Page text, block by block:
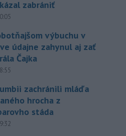
zabrániť
výbuchu v
údajne zahynul aj zať
Čajka
zachránili mláďa
hrocha z
stáda